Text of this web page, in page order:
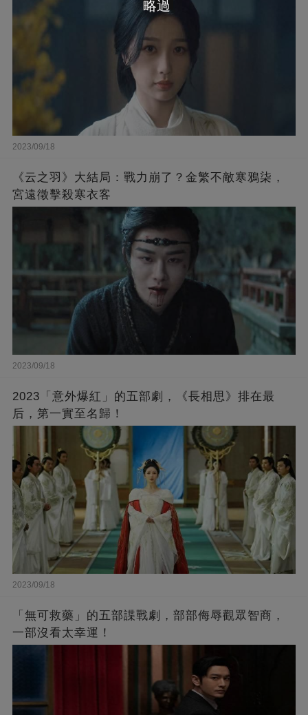
2023/09/18
《云之羽》大結局：戰力崩了？金繁不敵寒鴉柒，
宮遠徵擊殺寒衣客
2023/09/18
2023「意外爆紅」的五部劇，《長相思》排在最
后，第一實至名歸！
2023/09/18
「無可救藥」的五部諜戰劇，部部侮辱觀眾智商，
一部沒看太幸運！
略過